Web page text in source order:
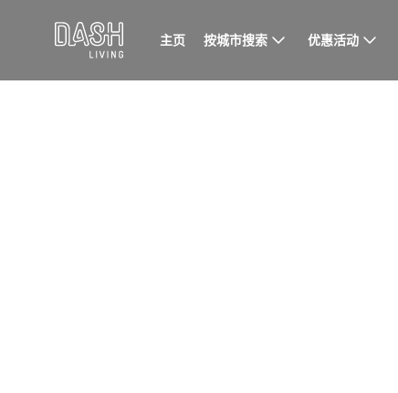
主页 按城市搜索 优惠活动